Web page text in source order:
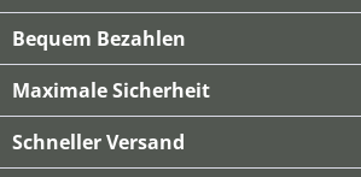
Bequem Bezahlen
Maximale Sicherheit
Schneller Versand